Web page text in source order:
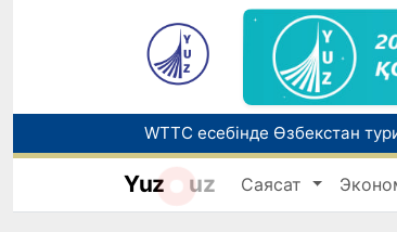
Беларусьтен Өзбекстанға
Yuz uz Саясат